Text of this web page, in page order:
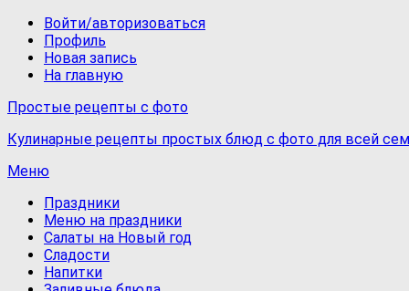
Войти/авторизоваться
Профиль
Новая запись
На главную
Простые рецепты с фото
Кулинарные рецепты простых блюд с фото для всей
Меню
Праздники
Меню на праздники
Салаты на Новый год
Сладости
Напитки